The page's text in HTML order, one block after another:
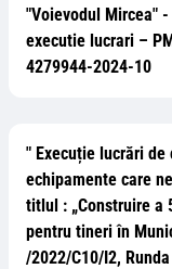
"Voievodul Mircea"
executie lucrari –
4279944-2024-10
" Execuție lucrări
echipamente care
titlul : „Construire a
pentru tineri în
/2022/C10/I2,